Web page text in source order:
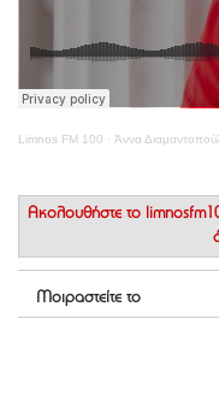
Limnos FM 100 · Άννα
Ακολουθήστε το
Μοιραστείτε το